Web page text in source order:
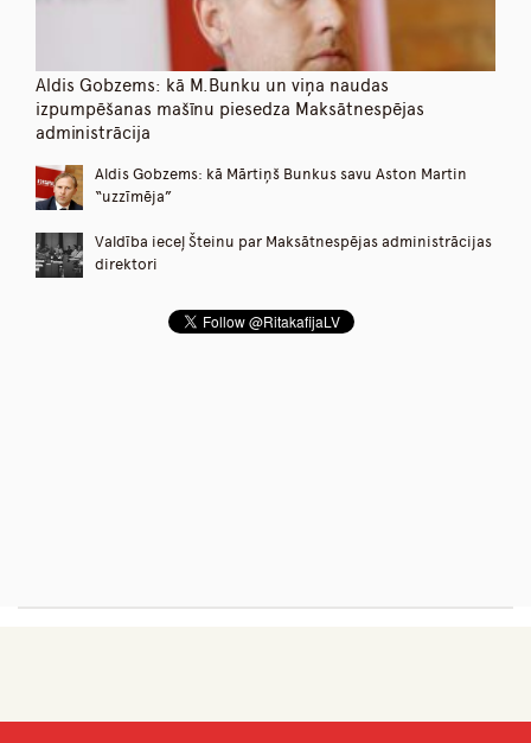
Aldis Gobzems: kā M.Bunku un viņa naudas
izpumpēšanas mašīnu piesedza Maksātnespējas
administrācija
Aldis Gobzems: kā Mārtiņš Bunkus savu Aston Martin
“uzzīmēja”
Valdība ieceļ Šteinu par Maksātnespējas administrācijas
direktori